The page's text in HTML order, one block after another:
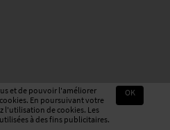
et de pouvoir l'améliorer
En poursuivant votre
l'utilisation de cookies. Les
à des fins publicitaires.
OK